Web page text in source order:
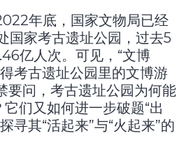
年底，国家文物局已经
国家考古遗址公园，过去5
亿人次。可见，“文博
考古遗址公园里的文博游
要问，考古遗址公园为何能
它们又如何进一步破题“出
寻其“活起来”与“火起来”的